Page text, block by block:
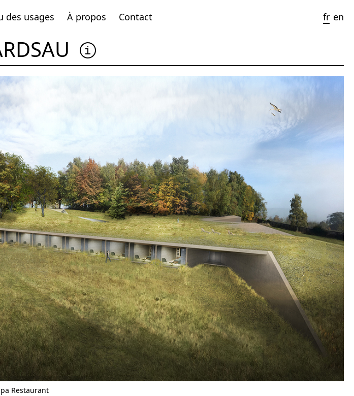
des usages À propos Contact fr en
Restaurant